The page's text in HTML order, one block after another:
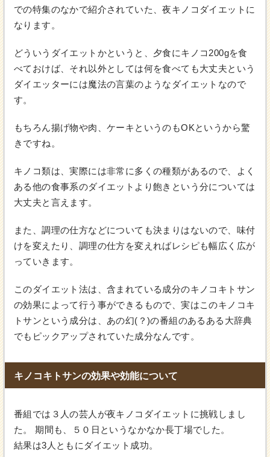
での特集のなかで紹介されていた、夜キノコダイエットに
なります。
どういうダイエットかというと、夕食にキノコ200gを食
べておけば、それ以外としては何を食べても大丈夫という
ダイエッターには魔法の言葉のようなダイエットなので
す。
もちろん揚げ物や肉、ケーキというのもOKというから驚
きですね。
キノコ類は、実際には非常に多くの種類があるので、よく
ある他の食事系のダイエットより飽きという分については
大丈夫と言えます。
また、調理の仕方などについても決まりはないので、味付
けを変えたり、調理の仕方を変えればレシピも幅広く広が
っていきます。
このダイエット法は、含まれている成分のキノコキトサン
の効果によって行う事ができるもので、実はこのキノコキ
トサンという成分は、あの幻(？)の番組のあるある大辞典
でもピックアップされていた成分なんです。
キノコキトサンの効果や効能について
番組では３人の芸人が夜キノコダイエットに挑戦しまし
た。 期間も、５０日というなかなか長丁場でした。
結果は3人ともにダイエット成功。